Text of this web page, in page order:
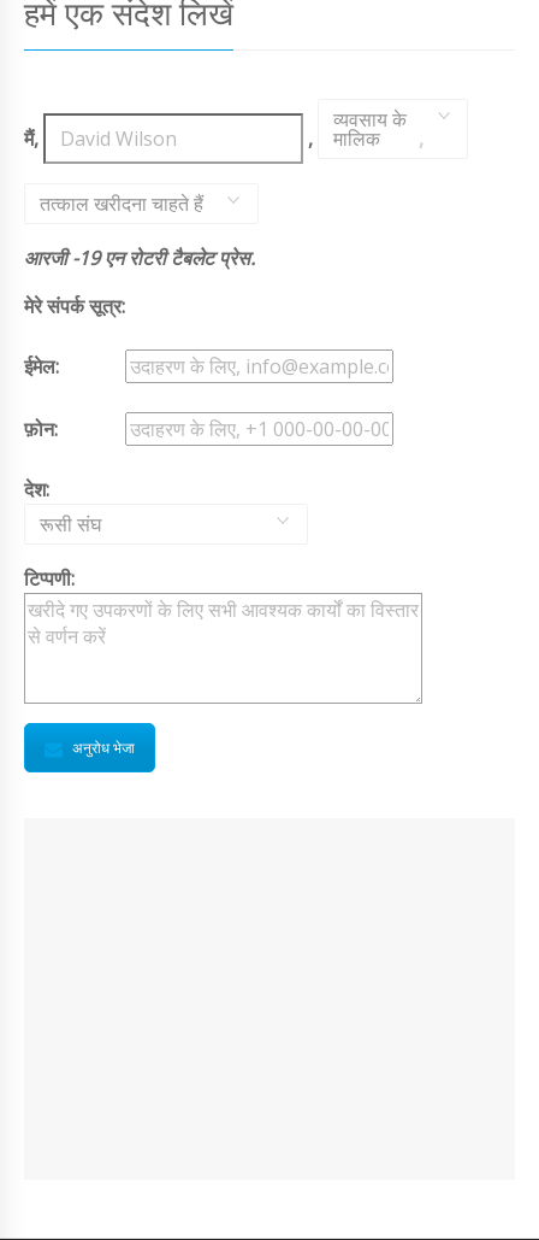
हमें एक संदेश लिखें
मैं, ,
व्यवसाय के
मालिक ,
तत्काल खरीदना चाहते हैं
आरजी -19 एन रोटरी टैबलेट प्रेस.
मेरे संपर्क सूत्र:
ईमेल:
फ़ोन:
देश:
रूसी संघ
टिप्पणी:
अनुरोध भेजा